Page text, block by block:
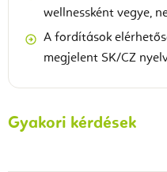
wellnessként vegye,
A fordítások
megjelent SK/CZ
Gyakori kérdések